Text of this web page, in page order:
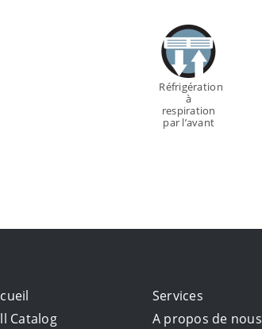
Réfrigération
à
respiration
par l’avant
Catalog
Services
A propos de nous